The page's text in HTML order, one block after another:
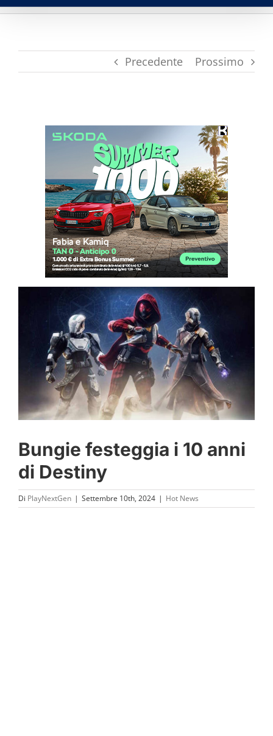
Precedente Prossimo
Bungie festeggia i 10 anni
di Destiny
Di PlayNextGen | Settembre 10th, 2024 | Hot News